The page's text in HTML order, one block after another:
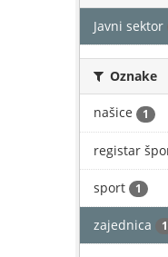
Javni sektor
Oznake
našice 1
registar
sport 1
zajednica 1